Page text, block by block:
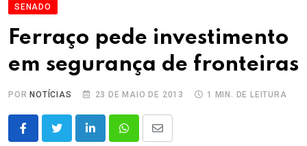
SENADO
Ferraço pede investimento
em segurança de fronteiras
POR NOTÍCIAS 23 DE MAIO DE 2013 1 MIN. DE LEITURA
LinkedInWhatsappShare